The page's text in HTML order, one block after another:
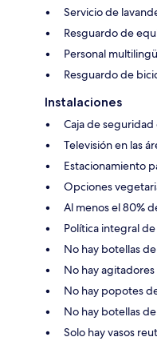
Servicio de
Resguardo de
Personal
Resguardo de
Instalaciones
Caja de
Televisión en las
Estacionamiento
Opciones
Al menos el 80%
Política integral
No hay botellas
No hay
No hay popotes
No hay botellas
Solo hay vasos